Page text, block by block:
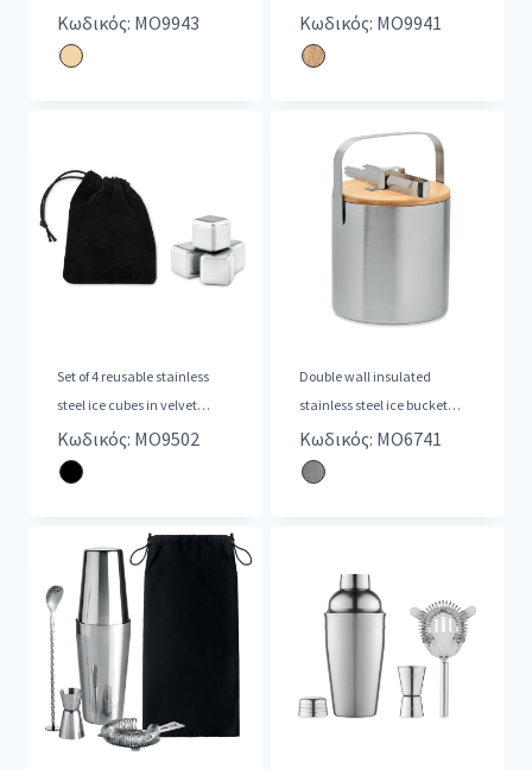
cotton draw cord pouch.
Κωδικός: MO9943
mojito or other drinks. I
Κωδικός: MO9941
Set of 4 reusable stainless
steel ice cubes in velvet
pouch.
Κωδικός: MO9502
Double wall insulated
stainless steel ice bucket
with bamboo lid and ice
tongs.
Κωδικός: MO6741